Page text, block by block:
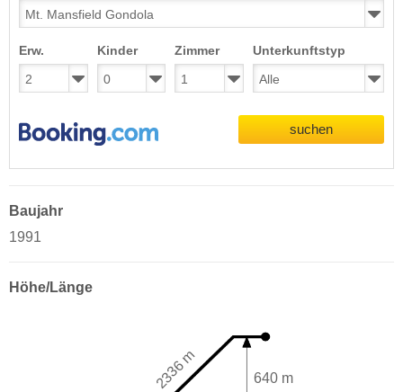
Erw. Kinder Zimmer Unterkunftstyp
suchen
Baujahr
1991
Höhe/Länge
640 m
2336 m